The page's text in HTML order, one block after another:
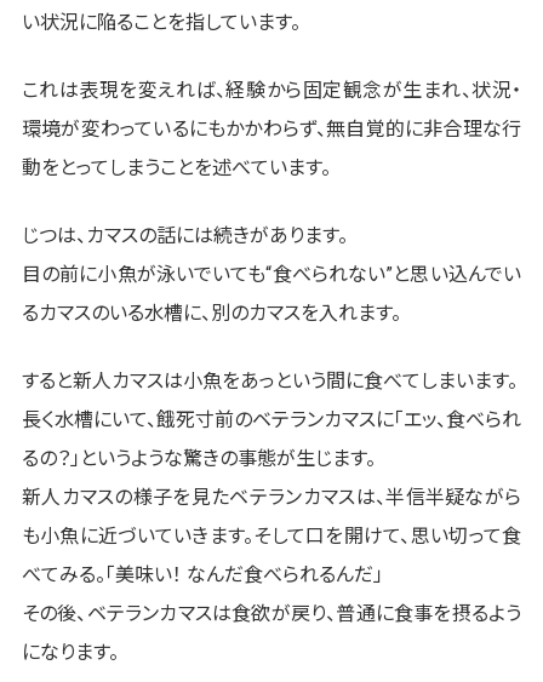
い状況に陥ることを指しています。
これは表現を変えれば、経験から固定観念が生まれ、状況・
環境が変わっているにもかかわらず、無自覚的に非合理な行
動をとってしまうことを述べています。
じつは、カマスの話には続きがあります。
目の前に小魚が泳いでいても“食べられない”と思い込んでい
るカマスのいる水槽に、別のカマスを入れます。
すると新人カマスは小魚をあっという間に食べてしまいます。
長く水槽にいて、餓死寸前のベテランカマスに「エッ、食べられ
るの？」というような驚きの事態が生じます。
新人カマスの様子を見たベテランカマスは、半信半疑ながら
も小魚に近づいていきます。そして口を開けて、思い切って食
べてみる。「美味い！ なんだ食べられるんだ」
その後、ベテランカマスは食欲が戻り、普通に食事を摂るよう
になります。